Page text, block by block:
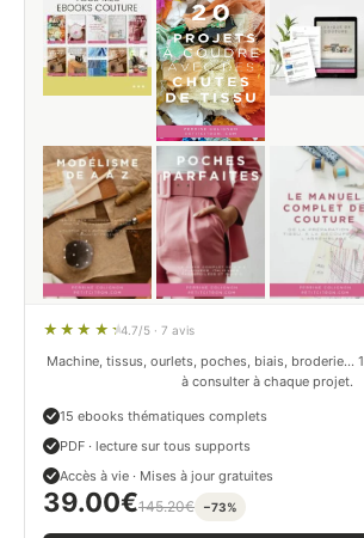
4.7/5 · 7 avis
Machine, tissus, ourlets, poches, biais, broderie…
à consulter à chaque projet.
15 ebooks thématiques complets
PDF · lecture sur tous supports
Accès à vie · Mises à jour gratuites
39.00€145.20€ −73%